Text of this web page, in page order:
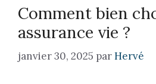
Comment bien
assurance vie ?
janvier 30, 2025 parHervé